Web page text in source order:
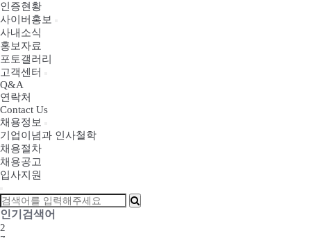
인증현황
사이버홍보
사내소식
홍보자료
포토갤러리
고객센터
Q&A
연락처
Contact Us
채용정보
기업이념과 인사철학
채용절차
채용공고
입사지원
인기검색어
2